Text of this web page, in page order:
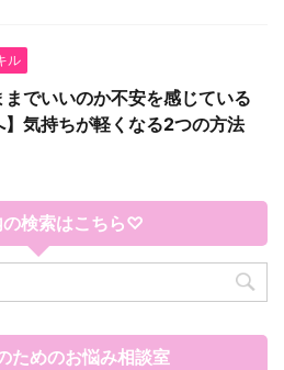
ル
までいいのか不安を感じている
】気持ちが軽くなる2つの方法
の検索はこちら♡
ためのお悩み相談室